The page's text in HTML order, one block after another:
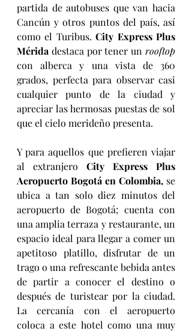
partida de autobuses que van hacia
Cancún y otros puntos del país, así
como el Turibus. City Express Plus
Mérida destaca por tener un
con alberca y una vista de 360
grados, perfecta para observar casi
cualquier punto de la ciudad y
apreciar las hermosas puestas de sol
que el cielo merideño presenta.
Y para aquellos que prefieren viajar
al extranjero City Express Plus
Aeropuerto Bogotá en Colombia, se
ubica a tan solo diez minutos del
aeropuerto de Bogotá; cuenta con
una amplia terraza y restaurante, un
espacio ideal para llegar a comer un
apetitoso platillo, disfrutar de un
trago o una refrescante bebida antes
de partir a conocer el destino o
después de turistear por la ciudad.
La cercanía con el aeropuerto
coloca a este hotel como una muy